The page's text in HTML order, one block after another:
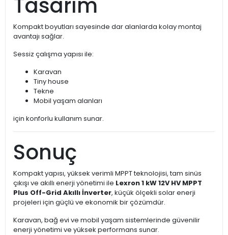
Tasarım
Kompakt boyutları sayesinde dar alanlarda kolay montaj
avantajı sağlar.
Sessiz çalışma yapısı ile:
Karavan
Tiny house
Tekne
Mobil yaşam alanları
için konforlu kullanım sunar.
Sonuç
Kompakt yapısı, yüksek verimli MPPT teknolojisi, tam sinüs
çıkışı ve akıllı enerji yönetimi ile Lexron 1 kW 12V HV MPPT
Plus Off-Grid Akıllı İnverter, küçük ölçekli solar enerji
projeleri için güçlü ve ekonomik bir çözümdür.
Karavan, bağ evi ve mobil yaşam sistemlerinde güvenilir
enerji yönetimi ve yüksek performans sunar.